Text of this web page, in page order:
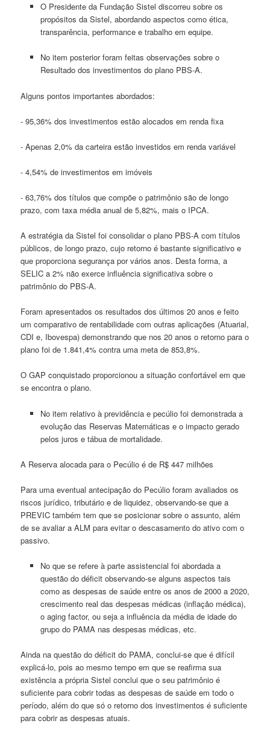
O Presidente da Fundação Sistel discorreu sobre os
propósitos da Sistel, abordando aspectos como ética,
transparência, performance e trabalho em equipe.
No item posterior foram feitas observações sobre o
Resultado dos investimentos do plano PBS-A.
Alguns pontos importantes abordados:
- 95,36% dos investimentos estão alocados em renda fixa
- Apenas 2,0% da carteira estão investidos em renda variável
- 4,54% de investimentos em imóveis
- 63,76% dos títulos que compõe o patrimônio são de longo
prazo, com taxa média anual de 5,82%, mais o IPCA.
A estratégia da Sistel foi consolidar o plano PBS-A com títulos
públicos, de longo prazo, cujo retorno é bastante significativo e
que proporciona segurança por vários anos. Desta forma, a
SELIC a 2% não exerce influência significativa sobre o
patrimônio do PBS-A.
Foram apresentados os resultados dos últimos 20 anos e feito
um comparativo de rentabilidade com outras aplicações (Atuarial,
CDI e, Ibovespa) demonstrando que nos 20 anos o retorno para o
plano foi de 1.841,4% contra uma meta de 853,8%.
O GAP conquistado proporcionou a situação confortável em que
se encontra o plano.
No item relativo à previdência e pecúlio foi demonstrada a
evolução das Reservas Matemáticas e o impacto gerado
pelos juros e tábua de mortalidade.
A Reserva alocada para o Pecúlio é de R$ 447 milhões
Para uma eventual antecipação do Pecúlio foram avaliados os
riscos jurídico, tributário e de liquidez, observando-se que a
PREVIC também tem que se posicionar sobre o assunto, além
de se avaliar a ALM para evitar o descasamento do ativo com o
passivo.
No que se refere à parte assistencial foi abordada a
questão do déficit observando-se alguns aspectos tais
como as despesas de saúde entre os anos de 2000 a 2020,
crescimento real das despesas médicas (inflação médica),
o aging factor, ou seja a influência da média de idade do
grupo do PAMA nas despesas médicas, etc.
Ainda na questão do déficit do PAMA, conclui-se que é difícil
explicá-lo, pois ao mesmo tempo em que se reafirma sua
existência a própria Sistel conclui que o seu patrimônio é
suficiente para cobrir todas as despesas de saúde em todo o
período, além do que só o retorno dos investimentos é suficiente
para cobrir as despesas atuais.